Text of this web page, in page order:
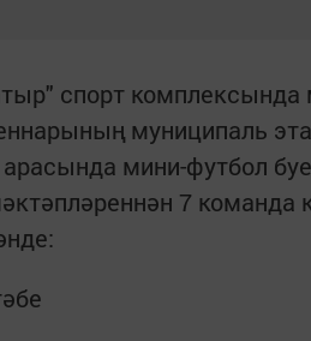
спорт
муниципаль
мини-футбол
7 команда